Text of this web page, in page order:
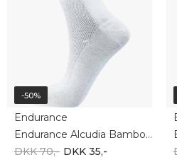
-50%
Endurance
Endurance Alcudia Bamboo quater white e151598
DKK 70,- DKK 35,-